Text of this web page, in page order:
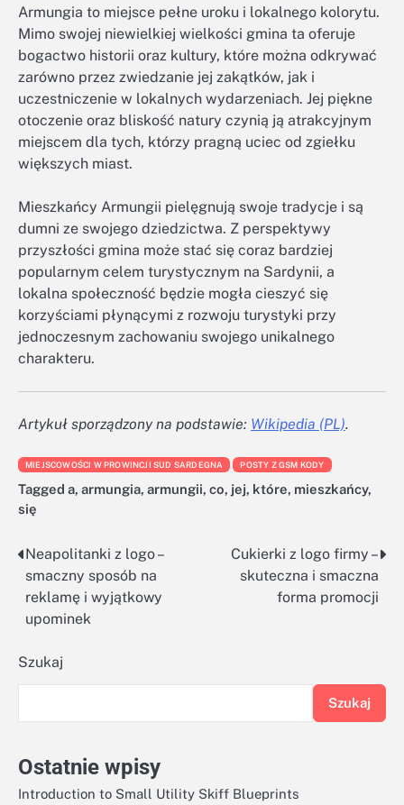
Armungia to miejsce pełne uroku i lokalnego kolorytu.
Mimo swojej niewielkiej wielkości gmina ta oferuje
bogactwo historii oraz kultury, które można odkrywać
zarówno przez zwiedzanie jej zakątków, jak i
uczestniczenie w lokalnych wydarzeniach. Jej piękne
otoczenie oraz bliskość natury czynią ją atrakcyjnym
miejscem dla tych, którzy pragną uciec od zgiełku
większych miast.
Mieszkańcy Armungii pielęgnują swoje tradycje i są
dumni ze swojego dziedzictwa. Z perspektywy
przyszłości gmina może stać się coraz bardziej
popularnym celem turystycznym na Sardynii, a
lokalna społeczność będzie mogła cieszyć się
korzyściami płynącymi z rozwoju turystyki przy
jednoczesnym zachowaniu swojego unikalnego
charakteru.
Artykuł sporządzony na podstawie: Wikipedia (PL).
MIEJSCOWOŚCI W PROWINCJI SUD SARDEGNA POSTY Z GSM KODY
Tagged a, armungia, armungii, co, jej, które, mieszkańcy,
się
Nawigacja
wpisu
Neapolitanki z logo –
smaczny sposób na
reklamę i wyjątkowy
upominek
Cukierki z logo firmy –
skuteczna i smaczna
forma promocji
Szukaj
Szukaj
Ostatnie wpisy
Introduction to Small Utility Skiff Blueprints